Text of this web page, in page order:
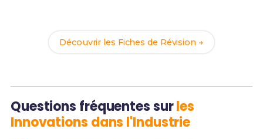
Découvrir les Fiches de Révision →
Questions fréquentes surles
Innovations dans l'Industrie